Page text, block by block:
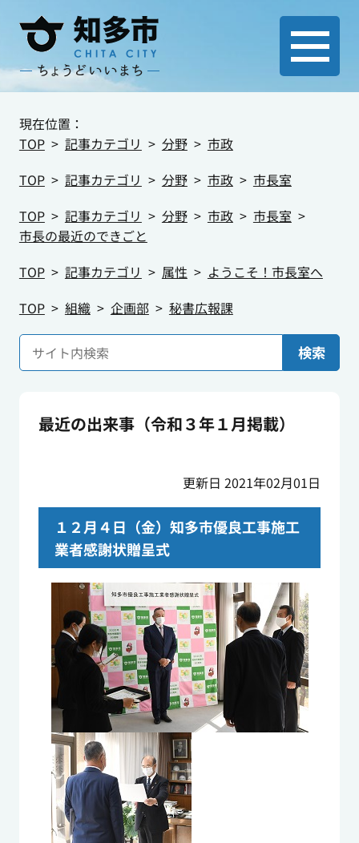
現在位置：
TOP
記事カテゴリ 分野
市政
TOP
記事カテゴリ 分野 市政
市長室
TOP
記事カテゴリ 分野 市政
市長室
市長の最近のできごと
TOP
記事カテゴリ 属性
ようこそ！市長室へ
TOP
組織 企画部 秘書広報課
検索
最近の出来事（令和３年１月掲載）
更新日 2021年02月01日
１２月４日（金）知多市優良工事施工
業者感謝状贈呈式